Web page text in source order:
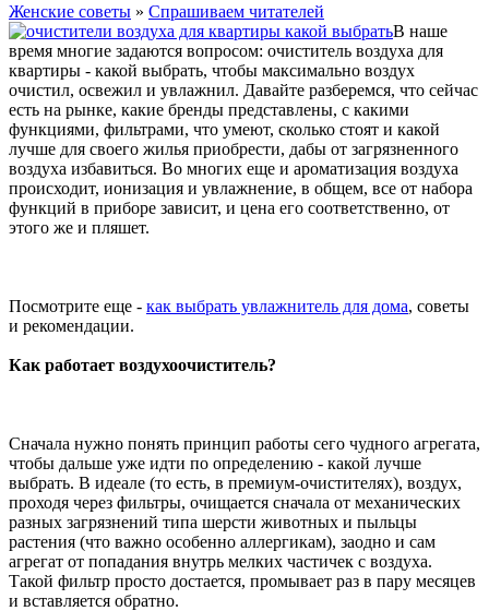
Женские советы » Спрашиваем читателей
В наше
время многие задаются вопросом: очиститель воздуха для
квартиры - какой выбрать, чтобы максимально воздух
очистил, освежил и увлажнил. Давайте разберемся, что сейчас
есть на рынке, какие бренды представлены, с какими
функциями, фильтрами, что умеют, сколько стоят и какой
лучше для своего жилья приобрести, дабы от загрязненного
воздуха избавиться. Во многих еще и ароматизация воздуха
происходит, ионизация и увлажнение, в общем, все от набора
функций в приборе зависит, и цена его соответственно, от
этого же и пляшет.
Посмотрите еще - как выбрать увлажнитель для дома, советы
и рекомендации.
Как работает воздухоочиститель?
Сначала нужно понять принцип работы сего чудного агрегата,
чтобы дальше уже идти по определению - какой лучше
выбрать. В идеале (то есть, в премиум-очистителях), воздух,
проходя через фильтры, очищается сначала от механических
разных загрязнений типа шерсти животных и пыльцы
растения (что важно особенно аллергикам), заодно и сам
агрегат от попадания внутрь мелких частичек с воздуха.
Такой фильтр просто достается, промывает раз в пару месяцев
и вставляется обратно.